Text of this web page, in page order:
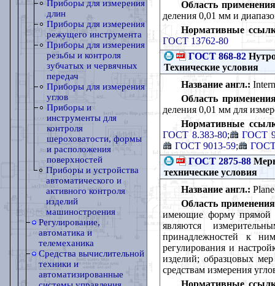
Приборы для измерения
длин
Приборы для измерения
режущего инструмента
Приборы для измерения
резьбы и контроля
зубчатых и червячных
передач
Приборы для измерения
углов
Приборы и
инструменты для
контроля
шероховатости, формы
и расположения
поверхностей
Приборы и устройства
автоматического и
активного контроля
изделий
машиностроения
Регулирование,
автоматика и
телемеханика
Средства вычислительной
техники и
автоматизированные
Область
деления 0,01 мм и
Нормативные
ГОСТ 13762-80
ГОСТ 868-82
Технические условия
Название англ.:
Область
деления 0,01 мм для
Нормативные
ГОСТ 8.383-80;
ГОСТ
ГОСТ 9013-59;
ГОСТ
ГОСТ 2875-88
технические условия
Название англ.:
Область
имеющие форму прямой
являются
принадлежностей к
регулирования и
изделий; образцовых
средствам измерения
Нормативные